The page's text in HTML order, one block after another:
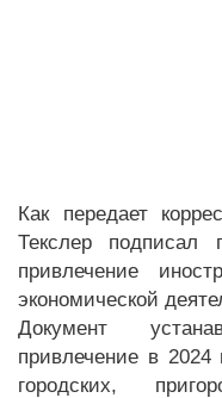
Как передает
Текслер подписал
привлечение
экономической
Документ
привлечение в 2024
городских,